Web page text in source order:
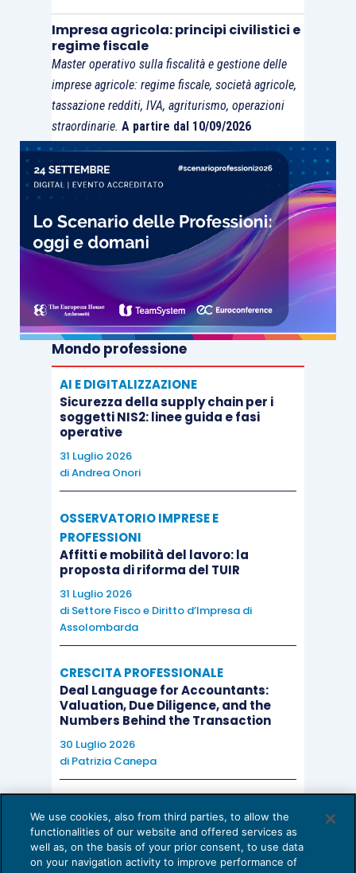
Impresa agricola: principi civilistici e
regime fiscale
Master operativo sulla fiscalità e gestione delle
imprese agricole: regime fiscale, società agricole,
tassazione redditi, IVA, agriturismo, operazioni
straordinarie. A partire dal 10/09/2026
Mondo professione
AI E DIGITALIZZAZIONE
Sicurezza della supply chain per i
soggetti NIS2: linee guida e fasi
operative
31 Luglio 2026
diAndrea Onori
OSSERVATORIO IMPRESE E
PROFESSIONI
Affitti e mobilità del lavoro: la
proposta di riforma del TUIR
31 Luglio 2026
di Settore Fisco e Diritto d’Impresa di
Assolombarda
CRESCITA PROFESSIONALE
Deal Language for Accountants:
Valuation, Due Diligence, and the
Numbers Behind the Transaction
30 Luglio 2026
di Patrizia Canepa
EU AI Act e studi professionali: le
scadenze concrete
27 Luglio 2026
We use cookies, also from third parties, to allow the
functionalities of our website and offered services as
well as, on the basis of your prior consent, to use data
on your navigation activity to improve performance of